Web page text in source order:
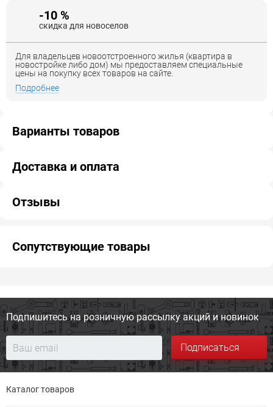
-10 %
скидка для новоселов
Для владельцев новоотстроенного жилья (квартира в
новостройке либо дом) мы предоставляем специальные
цены на покупку всех товаров на сайте.
Подробнее
Варианты товаров
Доставка и оплата
Отзывы
Сопутствующие товары
Подпишитесь на розничную рассылку акций и новинок
Подписаться
Каталог товаров